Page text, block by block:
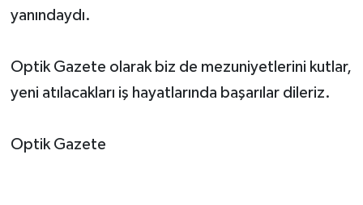
yanındaydı.
Optik Gazete olarak biz de mezuniyetlerini kutlar,
yeni atılacakları iş hayatlarında başarılar dileriz.
Optik Gazete